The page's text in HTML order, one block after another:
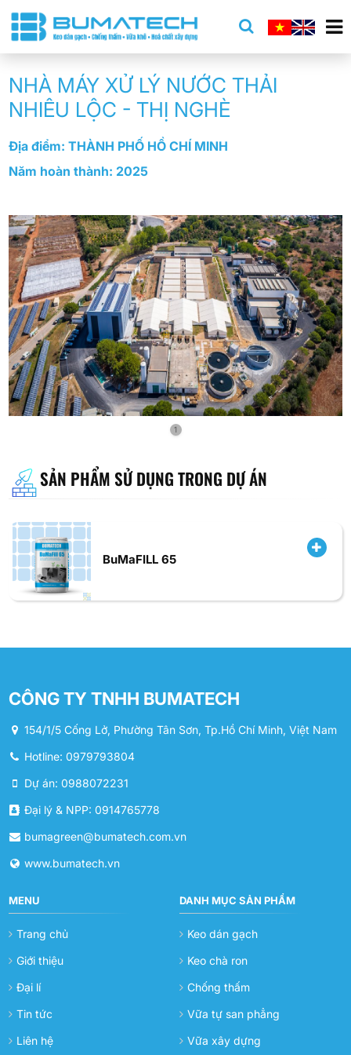
NHÀ MÁY XỬ LÝ NƯỚC THẢI
NHIÊU LỘC - THỊ NGHÈ
Địa điểm: THÀNH PHỐ HỒ CHÍ MINH
Năm hoàn thành: 2025
1
SẢN PHẨM SỬ DỤNG TRONG DỰ ÁN
BuMaFILL 65
CÔNG TY TNHH BUMATECH
154/1/5 Cống Lở, Phường Tân Sơn, Tp.Hồ Chí Minh, Việt Nam
Hotline: 0979793804
Dự án: 0988072231
Đại lý & NPP: 0914765778
bumagreen@bumatech.com.vn
www.bumatech.vn
MENU
Trang chủ
Giới thiệu
Đại lí
Tin tức
Liên hệ
DANH MỤC SẢN PHẨM
Keo dán gạch
Keo chà ron
Chống thấm
Vữa tự san phẳng
Vữa xây dựng